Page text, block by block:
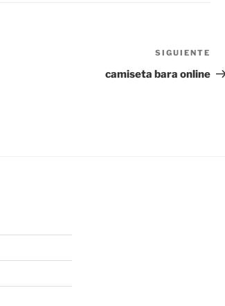
SIGUIENTE
camiseta bara online